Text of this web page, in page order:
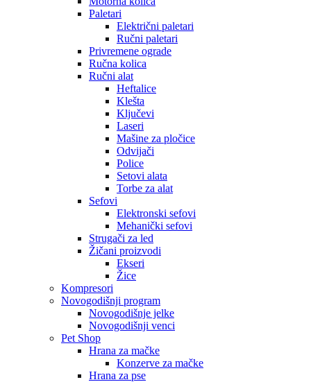
Paletari
Električni paletari
Ručni paletari
Privremene ograde
Ručna kolica
Ručni alat
Heftalice
Klešta
Ključevi
Laseri
Mašine za pločice
Odvijači
Police
Setovi alata
Torbe za alat
Sefovi
Elektronski sefovi
Mehanički sefovi
Strugači za led
Žičani proizvodi
Ekseri
Žice
Kompresori
Novogodišnji program
Novogodišnje jelke
Novogodišnji venci
Pet Shop
Hrana za mačke
Konzerve za mačke
Hrana za pse